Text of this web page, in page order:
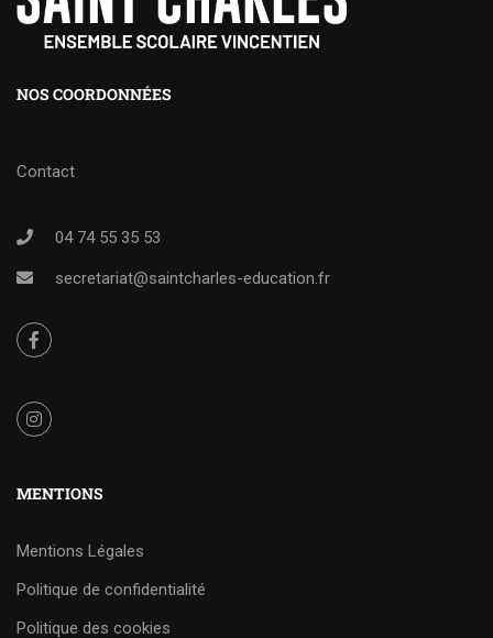
NOS COORDONNÉES
Contact
04 74 55 35 53
secretariat@saintcharles-education.fr
MENTIONS
Mentions Légales
Politique de confidentialité
Politique des cookies